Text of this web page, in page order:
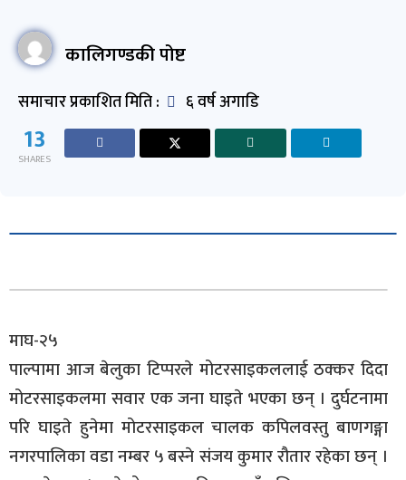
कालिगण्डकी पोष्ट
समाचार प्रकाशित मिति : ६ वर्ष अगाडि
13
SHARES
माघ-२५
पाल्पामा आज बेलुका टिप्परले मोटरसाइकललाई ठक्कर दिदा
मोटरसाइकलमा सवार एक जना घाइते भएका छन् । दुर्घटनामा
परि घाइते हुनेमा मोटरसाइकल चालक कपिलवस्तु बाणगङ्गा
नगरपालिका वडा नम्बर ५ बस्ने संजय कुमार रौतार रहेका छन् ।